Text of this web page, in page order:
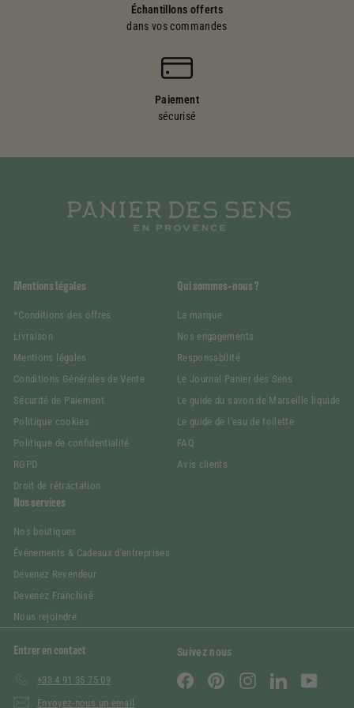
Échantillons offerts
dans vos commandes
Paiement
sécurisé
Mentions légales
*Conditions des offres
Livraison
Mentions légales
Conditions Générales de Vente
Sécurité de Paiement
Politique cookies
Politique de confidentialité
RGPD
Droit de rétractation
Qui sommes-nous ?
La marque
Nos engagements
Responsabilité
Le Journal Panier des Sens
Le guide du savon de Marseille liquide
Le guide de l'eau de toilette
FAQ
Avis clients
Nos services
Nos boutiques
Événements & Cadeaux d'entreprises
Devenez Revendeur
Devenez Franchisé
Nous rejoindre
Entrer en contact
+33 4 91 35 75 09
Envoyez-nous un email
Suivez nous
FacebookPinterestInstagramLinkedIn